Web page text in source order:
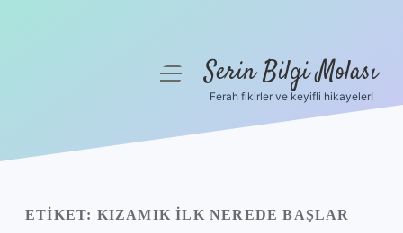
Yasal Uyarı
menüyüSerin Bilgi Molası
Ferah fikirler ve keyifli hikayeler!
ETIKET: KIZAMIK ILK NEREDE BAŞLAR